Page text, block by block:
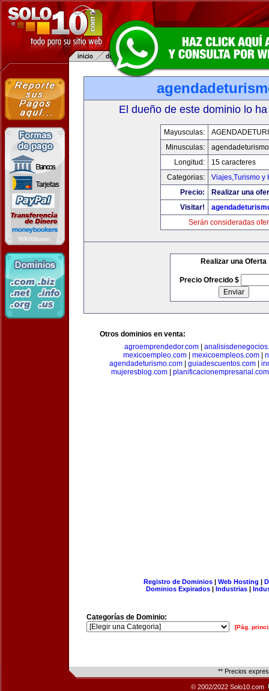
El dueño de este dominio lo
Mayusculas:
Minusculas:
Longitud:
15 caracteres
Categorias:
Viajes,Turismo y
Precio:
Realizar una
Visitar!
Serán consideradas
Realizar una Oferta
Precio Ofrecido $
Otros dominios en venta:
agroemprendedor.com
mexicoempleo.com
mexicoempleos.com
agendadeturismo.com
guiadescuentos.com
mujeresblog.com
planificacionempresarial.com
Registro de Dominios| Web Hosting |
Dominios Expirados | Industrias |
Categorías de Dominio:
[Pág.
** Precios
© 2002/2022 Solo10.com